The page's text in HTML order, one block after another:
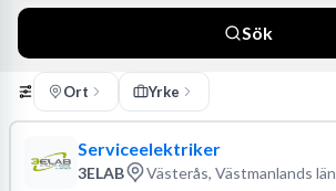
Sök
Ort Yrke
Serviceelektriker
3ELAB Västerås, Västmanlands län